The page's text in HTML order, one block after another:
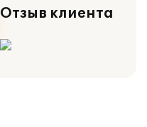
Отзыв клиента